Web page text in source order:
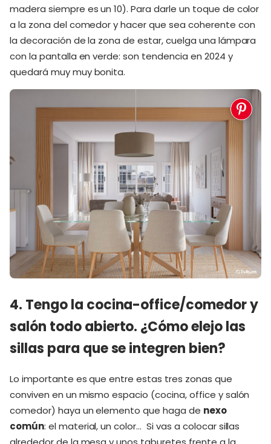
madera siempre es un 10). Para darle un toque de color
a la zona del comedor y hacer que sea coherente con
la decoración de la zona de estar, cuelga una lámpara
con la pantalla en verde: son tendencia en 2024 y
quedará muy muy bonita.
4. Tengo la cocina-office/comedor y
salón todo abierto. ¿Cómo elejo las
sillas para que se integren bien?
Lo importante es que entre estas tres zonas que
conviven en un mismo espacio (cocina, office y salón
comedor) haya un elemento que haga de nexo
común: el material, un color… Si vas a colocar sillas